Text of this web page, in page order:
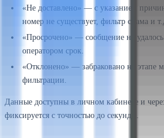
«Не доставлено» — с указанием
номер не существует, фильтр спама и
«Просрочено» — сообщение не
оператором срок.
«Отклонено» — забраковано на этапе
фильтрации.
Данные доступны в личном кабинете и
фиксируется с точностью до секунды.